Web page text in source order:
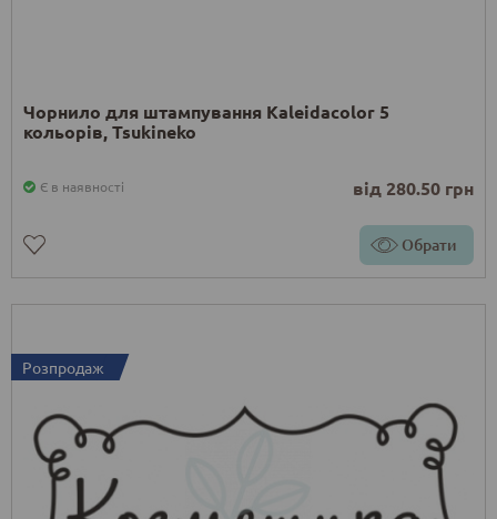
Чорнило для штампування Kaleidacolor 5
кольорів, Tsukineko
Є в наявності від 280.50 грн
Обрати
Розпродаж